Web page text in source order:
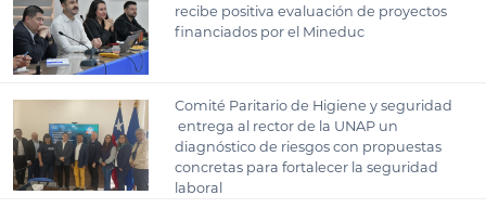
recibe positiva evaluación de proyectos
financiados por el Mineduc
Comité Paritario de Higiene y seguridad
entrega al rector de la UNAP un
diagnóstico de riesgos con propuestas
concretas para fortalecer la seguridad
laboral